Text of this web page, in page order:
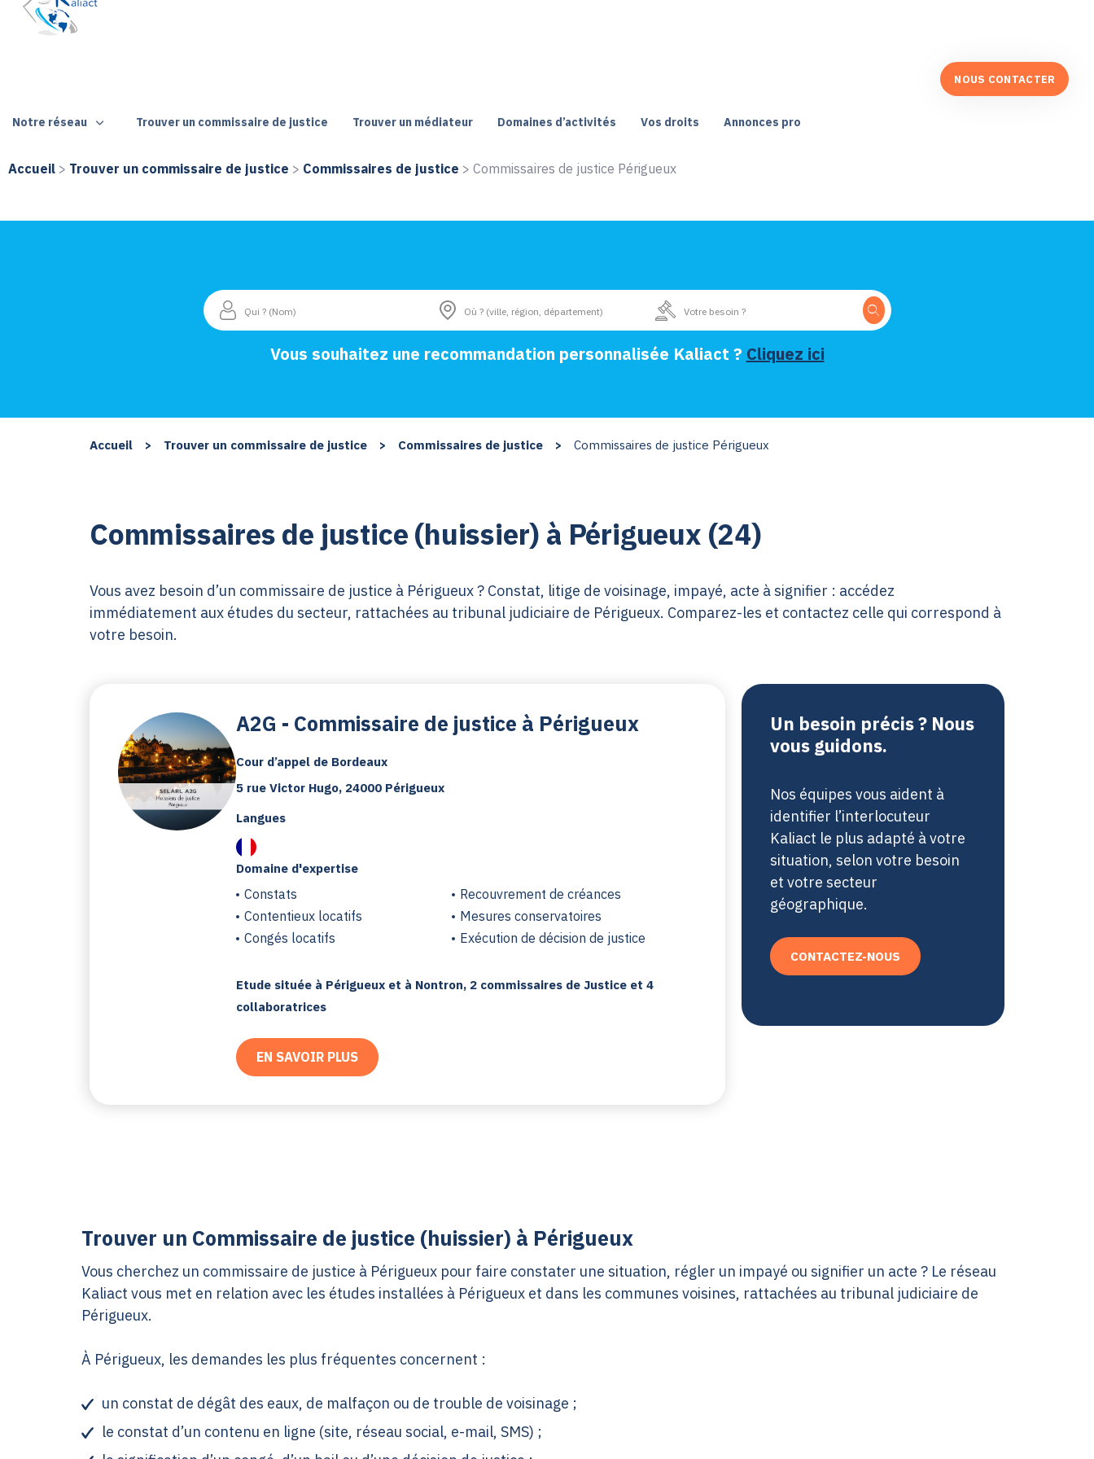
Notre réseau Trouver un commissaire de justice Trouver un médiateur Domaines d’activités Vos droits Annonces pro
NOUS CONTACTER
Accueil > Trouver un commissaire de justice > Commissaires de justice > Commissaires de justice Périgueux
Vous souhaitez une recommandation personnalisée Kaliact ? Cliquez ici
Accueil > Trouver un commissaire de justice > Commissaires de justice > Commissaires de justice Périgueux
Commissaires de justice (huissier) à Périgueux (24)
Vous avez besoin d’un commissaire de justice à Périgueux ? Constat, litige de voisinage, impayé, acte à signifier : accédez
immédiatement aux études du secteur, rattachées au tribunal judiciaire de Périgueux. Comparez-les et contactez celle qui correspond à
votre besoin.
A2G - Commissaire de justice à Périgueux
Cour d’appel de Bordeaux
5 rue Victor Hugo, 24000 Périgueux
Domaine d'expertise
Constats
Recouvrement de créances
Contentieux locatifs
Mesures conservatoires
Congés locatifs
Exécution de décision de justice
Langues
Etude située à Périgueux et à Nontron, 2 commissaires de Justice et 4
collaboratrices
EN SAVOIR PLUS
Un besoin précis ? Nous
vous guidons.
Nos équipes vous aident à
identifier l’interlocuteur
Kaliact le plus adapté à votre
situation, selon votre besoin
et votre secteur
géographique.
CONTACTEZ-NOUS
Trouver un Commissaire de justice (huissier) à Périgueux
Vous cherchez un commissaire de justice à Périgueux pour faire constater une situation, régler un impayé ou signifier un acte ? Le réseau
Kaliact vous met en relation avec les études installées à Périgueux et dans les communes voisines, rattachées au tribunal judiciaire de
Périgueux.
À Périgueux, les demandes les plus fréquentes concernent :
un constat de dégât des eaux, de malfaçon ou de trouble de voisinage ;
le constat d’un contenu en ligne (site, réseau social, e-mail, SMS) ;